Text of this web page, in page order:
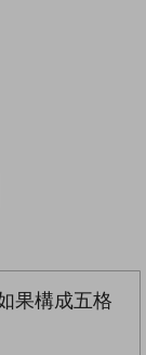
果構成五格